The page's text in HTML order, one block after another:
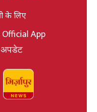
के लिए
App
अपडेट